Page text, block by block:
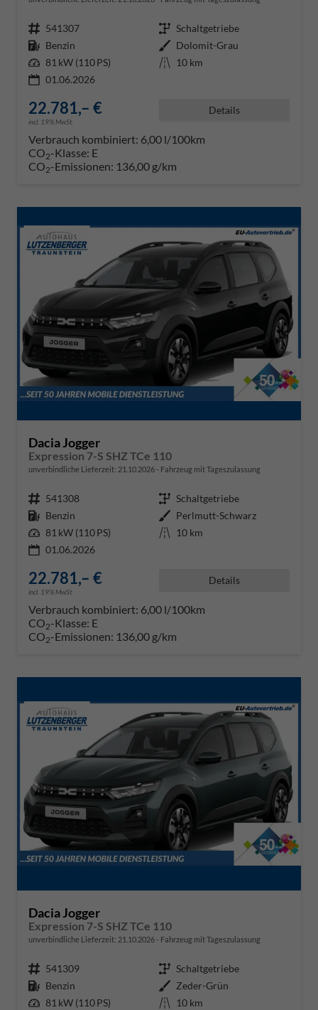
Fahrzeugnr. 541307 Getriebe Schaltgetriebe
Kraftstoff Benzin Außenfarbe Dolomit-Grau
Leistung 81 kW (110 PS) Kilometerstand 10 km
01.06.2026
22.781,– €
incl. 19% MwSt.
Details
Verbrauch kombiniert: 6,00 l/100km
CO2-Klasse: E
CO2-Emissionen: 136,00 g/km
Dacia Jogger
Expression 7-S SHZ TCe 110
unverbindliche Lieferzeit: 21.10.2026 Fahrzeug mit Tageszulassung
Fahrzeugnr. 541308 Getriebe Schaltgetriebe
Kraftstoff Benzin Außenfarbe Perlmutt-Schwarz
Leistung 81 kW (110 PS) Kilometerstand 10 km
01.06.2026
22.781,– €
incl. 19% MwSt.
Details
Verbrauch kombiniert: 6,00 l/100km
CO2-Klasse: E
CO2-Emissionen: 136,00 g/km
Dacia Jogger
Expression 7-S SHZ TCe 110
unverbindliche Lieferzeit: 21.10.2026 Fahrzeug mit Tageszulassung
Fahrzeugnr. 541309 Getriebe Schaltgetriebe
Kraftstoff Benzin Außenfarbe Zeder-Grün
Leistung 81 kW (110 PS) Kilometerstand 10 km